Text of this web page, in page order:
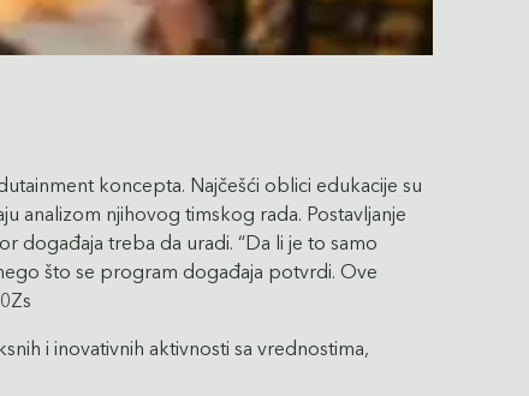
koncepta. Najčešći oblici edukacije su
analizom njihovog timskog rada. Postavljanje
događaja treba da uradi. “Da li je to samo
što se program događaja potvrdi. Ove
i inovativnih aktivnosti sa vrednostima,